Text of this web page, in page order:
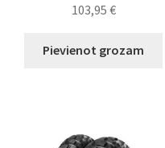
103,95 €
Pievienot grozam